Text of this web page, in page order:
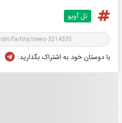
تل آویو
با دوستان خود به اشتراک بگذارید: